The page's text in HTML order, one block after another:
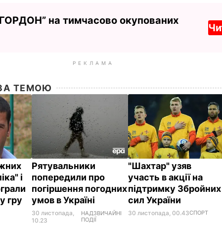
на тимчасово окупованих
РЕКЛАМА
ТЕМОЮ
і
гру
Рятувальники
попередили про
погіршення погодних
умов в Україні
30 листопада,
10.23
НАДЗВИЧАЙНІ
ПОДІЇ
"Шахтар" узяв
участь в акції на
підтримку Збройних
сил України
30 листопада, 00.43СПОРТ